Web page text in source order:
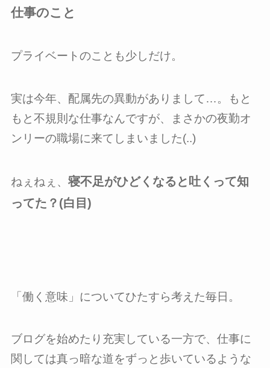
仕事のこと
プライベートのことも少しだけ。
実は今年、配属先の異動がありまして…。もと
もと不規則な仕事なんですが、まさかの夜勤オ
ンリーの職場に来てしまいました(..)
ねぇねぇ、 寝不足がひどくなると吐くって知
ってた？(白目)
「働く意味」についてひたすら考えた毎日。
ブログを始めたり充実している一方で、仕事に
関しては真っ暗な道をずっと歩いているような